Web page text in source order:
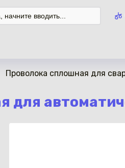
Проволока сплошная для
для